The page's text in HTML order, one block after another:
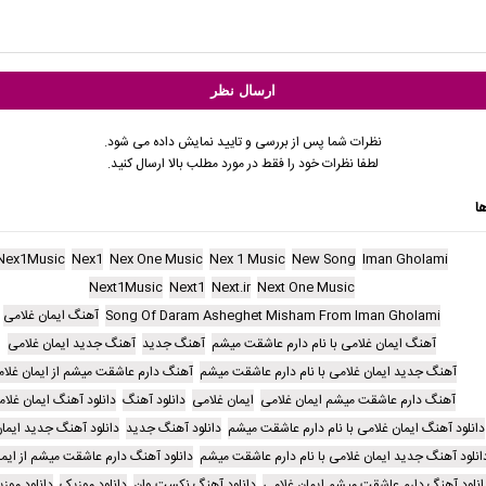
نظرات شما پس از بررسی و تایید نمایش داده می شود.
لطفا نظرات خود را فقط در مورد مطلب بالا ارسال کنید.
Iman Gholami
New Song
Nex 1 Music
Nex One Music
Nex1
Next One Music
Next.ir
Next1
Next1Music
Song Of Daram Asheghet Misham From Iman Gholami آهنگ ایمان غلامی
آهنگ ایمان غلامی با نام دارم عاشقت میشم آهنگ جدید آهنگ جدید ایمان غلامی
آهنگ جدید ایمان غلامی با نام دارم عاشقت میشم آهنگ دارم عاشقت میشم از ایمان
آهنگ دارم عاشقت میشم ایمان غلامی ایمان غلامی دانلود آهنگ دانلود آهنگ ایمان
دانلود آهنگ ایمان غلامی با نام دارم عاشقت میشم دانلود آهنگ جدید دانلود آهنگ جدید
آهنگ جدید ایمان غلامی با نام دارم عاشقت میشم دانلود آهنگ دارم عاشقت میشم از